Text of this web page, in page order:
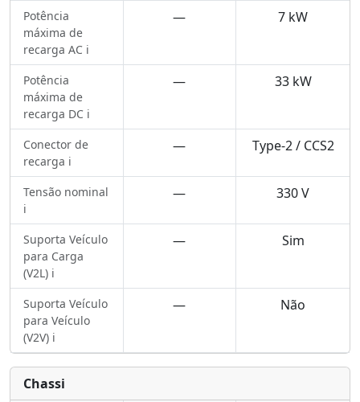
Potência
máxima de
recarga AC ℹ️
— 7 kW
Potência
máxima de
recarga DC ℹ️
— 33 kW
Conector de
recarga ℹ️
— Type-2 / CCS2
Tensão nominal
ℹ️
— 330 V
Suporta Veículo
para Carga
(V2L) ℹ️
— Sim
Suporta Veículo
para Veículo
(V2V) ℹ️
— Não
Chassi